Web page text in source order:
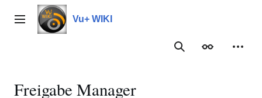
Inhalt
springenHauptmenü Vu+ WIKI
Suche
Freigabe Manager